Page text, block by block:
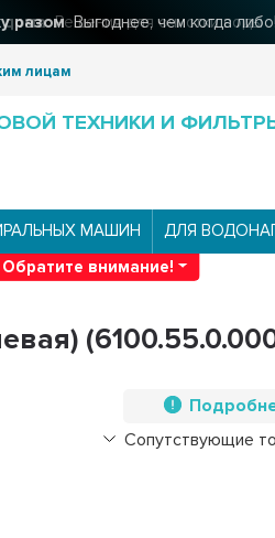
домаРешения для очистки воды
лицам
ТЕХНИКИ И
МАШИН ДЛЯ
Обратите внимание!
Сопутствующие